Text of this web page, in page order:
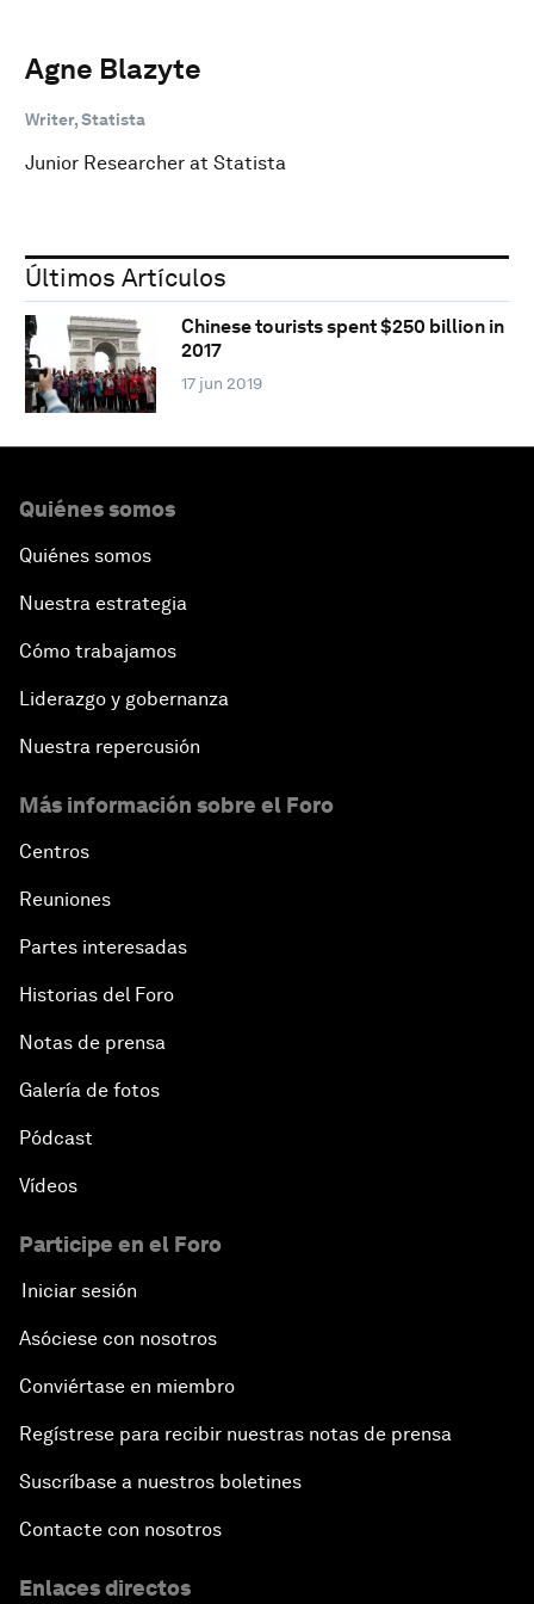
Agne Blazyte
Writer, Statista
Junior Researcher at Statista
Últimos Artículos
Chinese tourists spent $250 billion in
2017
17 jun 2019
Quiénes somos
Quiénes somos
Nuestra estrategia
Cómo trabajamos
Liderazgo y gobernanza
Nuestra repercusión
Más información sobre el Foro
Centros
Reuniones
Partes interesadas
Historias del Foro
Notas de prensa
Galería de fotos
Pódcast
Vídeos
Participe en el Foro
Iniciar sesión
Asóciese con nosotros
Conviértase en miembro
Regístrese para recibir nuestras notas de prensa
Suscríbase a nuestros boletines
Contacte con nosotros
Enlaces directos